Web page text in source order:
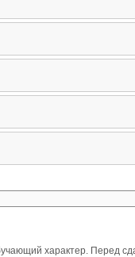
характер. Перед